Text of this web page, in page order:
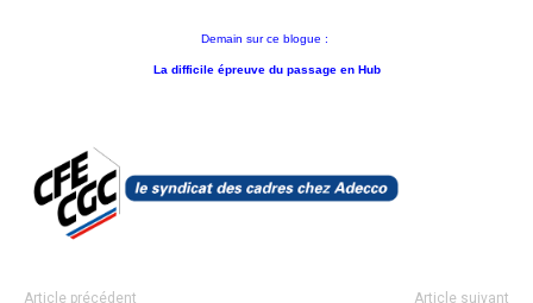
Demain sur ce blogue :
La difficile épreuve du passage en Hub
Article précédent Article suivant